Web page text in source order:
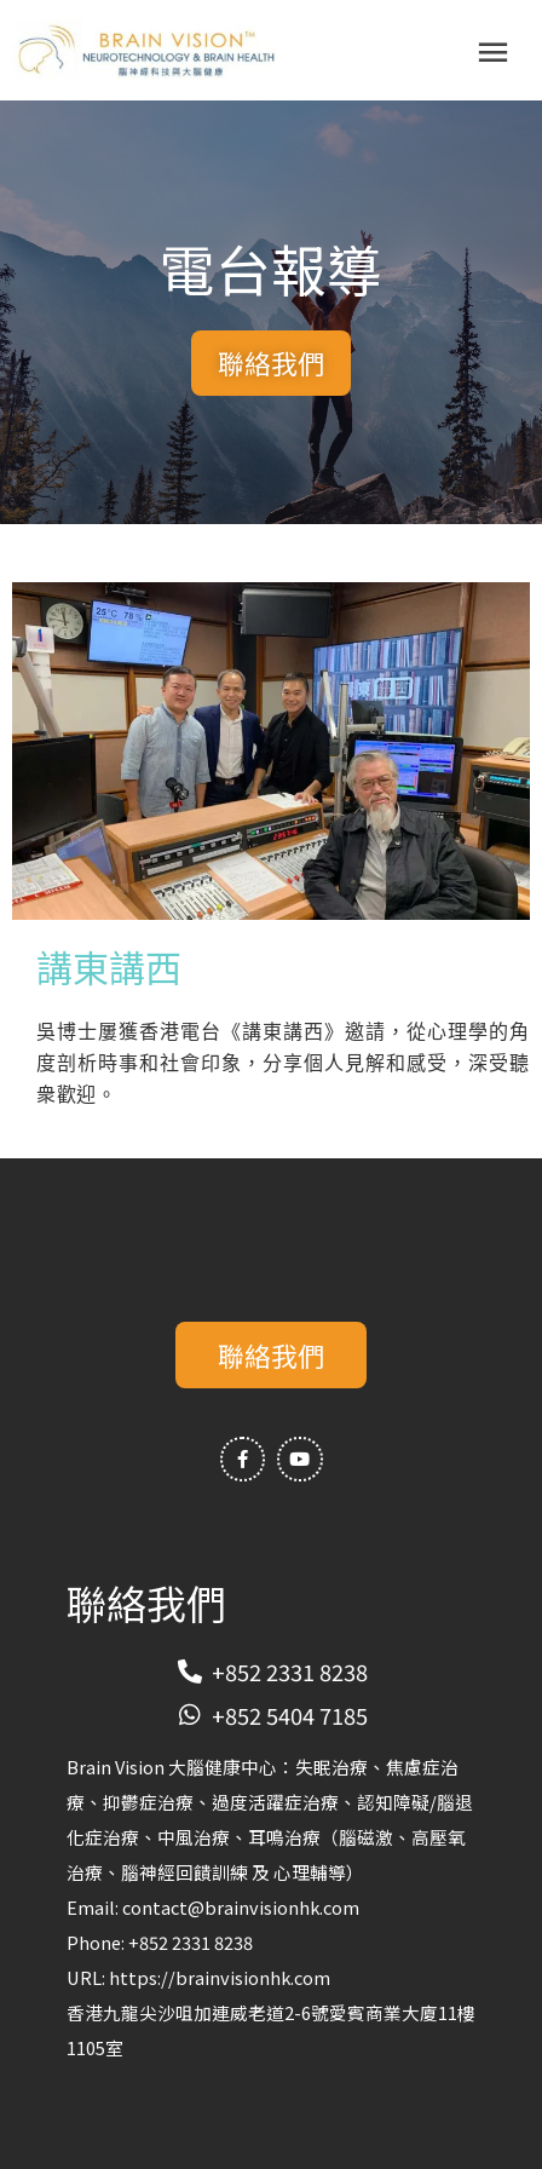
to
content
電台報導
聯絡我們
講東講西
吳博士屢獲香港電台《講東講西》邀請，從心理學的角
度剖析時事和社會印象，分享個人見解和感受，深受聽
衆歡迎。
聯絡我們
a
c
e
o
u
t
聯絡我們
+852 2331 8238
+852 5404 7185
Brain Vision 大腦健康中心：失眠治療、焦慮症治
療、抑鬱症治療、過度活躍症治療、認知障礙/腦退
化症治療、中風治療、耳鳴治療（腦磁激、高壓氧
治療、腦神經回饋訓練 及 心理輔導）​
Email:contact@brainvisionhk.com
Phone:+852 2331 8238
URL: https://brainvisionhk.com
香港九龍尖沙咀加連威老道2-6號愛賓商業大廈11樓
1105室